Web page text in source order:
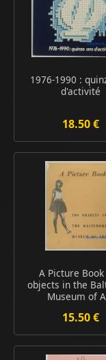
1976-1990 :
d'activité
18.50 €
A Picture Book
objects in the
Museum of
15.50 €